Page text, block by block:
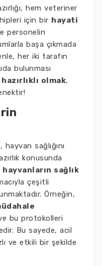
hem veteriner
için bir hayati
personelin
başa çıkmada
her iki tarafın
bulunması
hazırlıklı olmak,
sağlığını
konusunda
hayvanların sağlık
çeşitli
Örneğin,
bu protokolleri
Bu sayede, acil
ve etkili bir şekilde